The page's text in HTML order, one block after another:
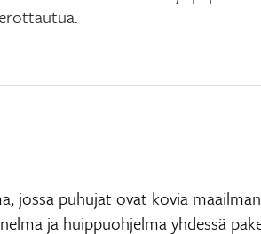
jossa puhujat ovat kovia
ja huippuohjelma yhdessä